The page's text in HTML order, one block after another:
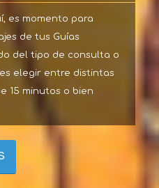
es momento para
de tus Guías
del tipo de consulta o
elegir entre distintas
15 minutos o bien